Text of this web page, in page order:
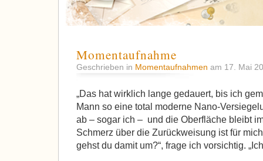
Momentaufnahme
Geschrieben in Momentaufnahmen am 17. Mai
„Das hat wirklich lange gedauert, bis ich
Mann so eine total moderne Nano-
ab – sogar ich – und die Oberfläche bleibt
Schmerz über die Zurückweisung ist für
gehst du damit um?“, frage ich vorsichtig.